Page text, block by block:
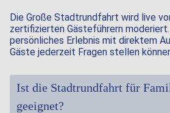
Die Große Stadtrundfahrt wird live
zertifizierten Gästeführern
persönliches Erlebnis mit direktem
Gäste jederzeit Fragen stellen
Ist die Stadtrundfahrt für
geeignet?